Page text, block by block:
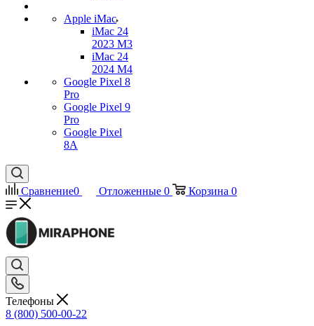
Apple iMac
iMac 24
2023 M3
iMac 24
2024 M4
Google Pixel 8
Pro
Google Pixel 9
Pro
Google Pixel
8A
Сравнение0 Отложенные 0 Корзина 0
Телефоны
8 (800) 500-00-22